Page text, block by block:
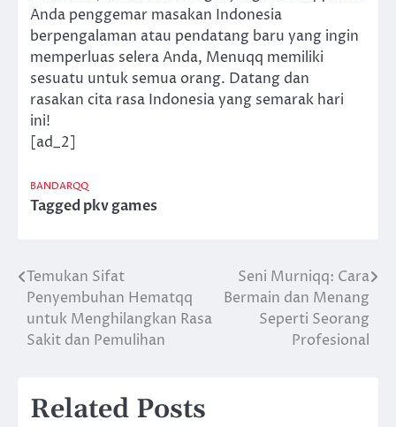
Anda penggemar masakan Indonesia
berpengalaman atau pendatang baru yang ingin
memperluas selera Anda, Menuqq memiliki
sesuatu untuk semua orang. Datang dan
rasakan cita rasa Indonesia yang semarak hari
ini!
[ad_2]
BANDARQQ
Taggedpkv games
Post
navigation
Temukan Sifat
Penyembuhan Hematqq
untuk Menghilangkan Rasa
Sakit dan Pemulihan
Seni Murniqq: Cara
Bermain dan Menang
Seperti Seorang
Profesional
Related Posts